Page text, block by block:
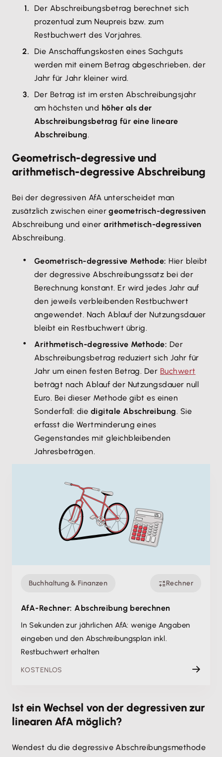
Der Abschreibungsbetrag berechnet sich
prozentual zum Neupreis bzw. zum
Restbuchwert des Vorjahres.
Die Anschaffungskosten eines Sachguts
werden mit einem Betrag abgeschrieben, der
Jahr für Jahr kleiner wird.
Der Betrag ist im ersten Abschreibungsjahr
am höchsten und höher als der
Abschreibungsbetrag für eine lineare
Abschreibung.
Geometrisch-degressive und
arithmetisch-degressive Abschreibung
Bei der degressiven AfA unterscheidet man
zusätzlich zwischen einergeometrisch-degressiven
Abschreibung und einerarithmetisch-degressiven
Abschreibung.
Geometrisch-degressive Methode: Hier bleibt
der degressive Abschreibungssatz bei der
Berechnung konstant. Er wird jedes Jahr auf
den jeweils verbleibenden Restbuchwert
angewendet. Nach Ablauf der Nutzungsdauer
bleibt ein Restbuchwert übrig.
Arithmetisch-degressive Methode: Der
Abschreibungsbetrag reduziert sich Jahr für
Jahr um einen festen Betrag. Der Buchwert
beträgt nach Ablauf der Nutzungsdauer null
Euro. Bei dieser Methode gibt es einen
Sonderfall: die digitale Abschreibung. Sie
erfasst die Wertminderung eines
Gegenstandes mit gleichbleibenden
Jahresbeträgen.
Buchhaltung & Finanzen Rechner
AfA-Rechner: Abschreibung berechnen
In Sekunden zur jährlichen AfA: wenige Angaben
eingeben und den Abschreibungsplan inkl.
Restbuchwert erhalten
KOSTENLOS
Ist ein Wechsel von der degressiven zur
linearen AfA möglich?
Wendest du die degressive Abschreibungsmethode